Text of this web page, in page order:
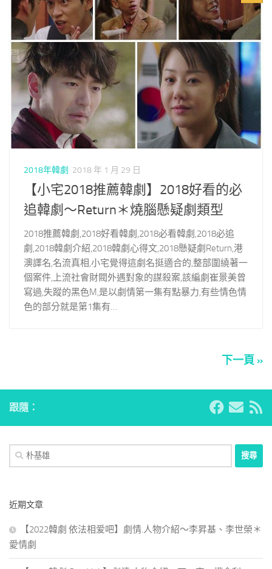
2018年韓劇 2018 年 1 月 29 日
【小宅2018推薦韓劇】2018好看的必
追韓劇～Return＊燒腦懸疑劇類型
2018推薦韓劇,2018好看韓劇,2018必看韓劇,2018必追
劇,2018韓劇介紹,2018韓劇心得文,2018懸疑劇Return,港
澳譯名,名流真相,小宅覺得這劇名挺適合的,整部圍繞著一
個案件,上流社會財閥外遇對象的謀殺案,該編劇崔景美曾
寫過,失蹤的黑色M,是以劇情第一集有點暴力,有些情色情
色的部分就是第1集有…
下一頁 »
跟隨：
搜
尋
字:
近期文章
【2022韓劇 依法相爱吧】劇情.人物介紹～李昇基、李世榮＊
愛情劇